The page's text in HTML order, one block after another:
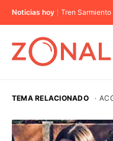
Noticias hoy Tren Sarmiento
CABA
TEMA RELACIONADO ·